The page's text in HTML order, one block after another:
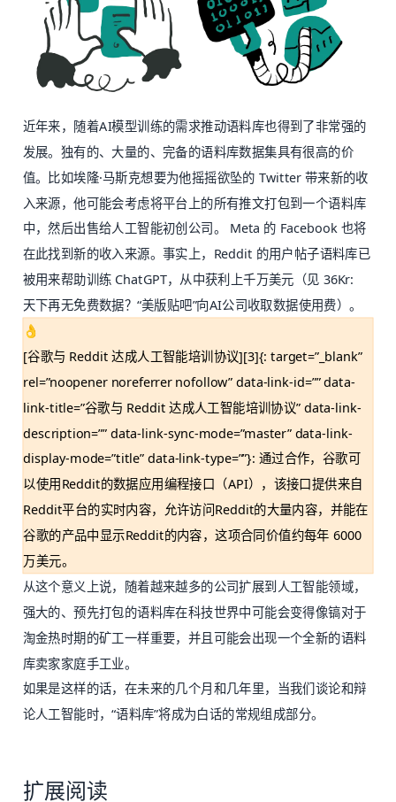
近年来，随着AI模型训练的需求推动语料库也得到了非常强的
发展。独有的、大量的、完备的语料库数据集具有很高的价
值。比如埃隆·马斯克想要为他摇摇欲坠的 Twitter 带来新的收
入来源，他可能会考虑将平台上的所有推文打包到一个语料库
中，然后出售给人工智能初创公司。 Meta 的 Facebook 也将
在此找到新的收入来源。事实上，Reddit 的用户帖子语料库已
被用来帮助训练 ChatGPT，从中获利上千万美元（见 36Kr:
天下再无免费数据？“美版贴吧”向AI公司收取数据使用费）。
👌
[谷歌与 Reddit 达成人工智能培训协议][3]{: target=”_blank”
rel=”noopener noreferrer nofollow” data-link-id=”” data-
link-title=”谷歌与 Reddit 达成人工智能培训协议” data-link-
description=”” data-link-sync-mode=”master” data-link-
display-mode=”title” data-link-type=””}: 通过合作，谷歌可
以使用Reddit的数据应用编程接口（API），该接口提供来自
Reddit平台的实时内容，允许访问Reddit的大量内容，并能在
谷歌的产品中显示Reddit的内容，这项合同价值约每年 6000
万美元。
从这个意义上说，随着越来越多的公司扩展到人工智能领域，
强大的、预先打包的语料库在科技世界中可能会变得像镐对于
淘金热时期的矿工一样重要，并且可能会出现一个全新的语料
库卖家家庭手工业。
如果是这样的话，在未来的几个月和几年里，当我们谈论和辩
论人工智能时，“语料库”将成为白话的常规组成部分。
扩展阅读